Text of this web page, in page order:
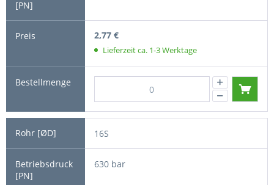
2,77 €
Lieferzeit ca. 1-3 Werktage
16S
630 bar